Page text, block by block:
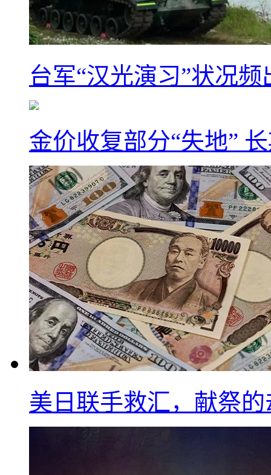
台军“汉光演习”状况
金价收复部分“失地”
美日联手救汇，献祭